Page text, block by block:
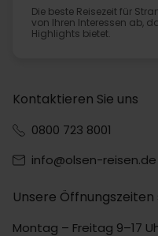
Die beste Reisezeit für
von Ihren Interessen ab,
Highlights bietet.
Kontaktieren Sie uns
0800 723 8001
info@olsen-reisen.de
Unsere Öffnungszeiten
Montag – Freitag 9–17